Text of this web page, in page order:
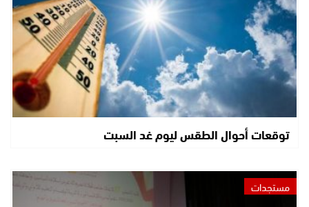
توقعات أحوال الطقس ليوم غد السبت
مستجدات